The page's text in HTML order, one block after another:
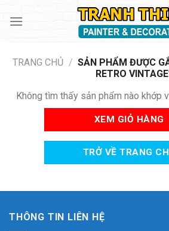
TRANG CHỦ / SẢN PHẨM ĐƯỢC
RETRO
Không tìm thấy sản phẩm nào khớp
XEM GIỎ HÀNG
TRỞ VỀ TRANG
THÔNG TIN LIÊN HỆ